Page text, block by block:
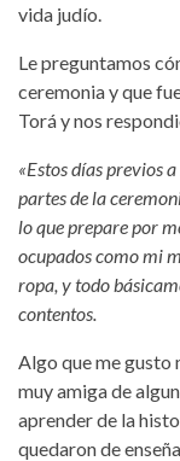
vida judío.
Le preguntamos
ceremonia y que
Torá y nos
«Estos días previos
partes de la
lo que prepare por
ocupados como mi
ropa, y todo
contentos.
Algo que me gusto
muy amiga de
aprender de la
quedaron de